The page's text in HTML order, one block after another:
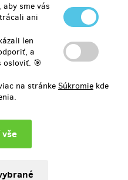
sme vás
ani
len
a
osloviť. 🎯
na stránke Súkromie kde
€
v Americe
velkou louží. Nezapomeňte